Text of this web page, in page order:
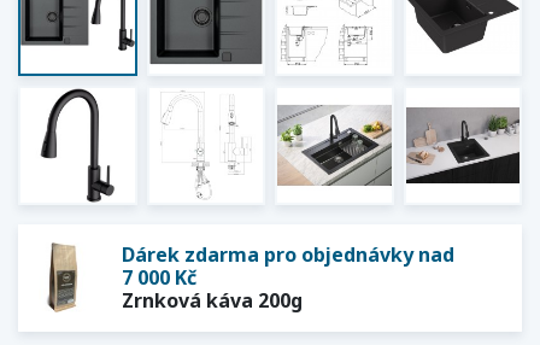
Dárek zdarma pro objednávky nad
7 000 Kč
Zrnková káva 200g